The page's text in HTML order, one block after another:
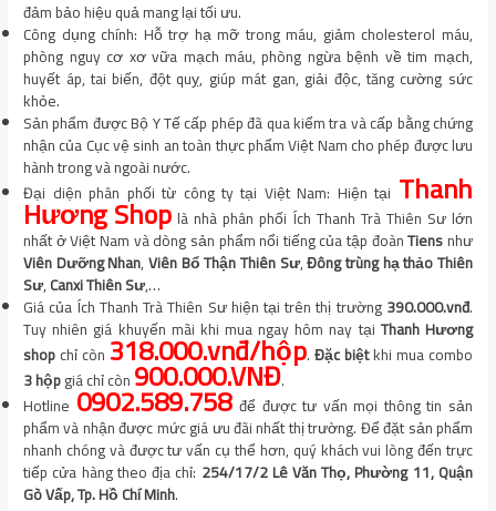
đảm bảo hiệu quả mang lại tối ưu.
Công dụng chính: Hỗ trợ hạ mỡ trong máu, giảm cholesterol máu,
phòng nguy cơ xơ vữa mạch máu, phòng ngừa bệnh về tim mạch,
huyết áp, tai biến, đột quỵ, giúp mát gan, giải độc, tăng cường sức
khỏe.
Sản phẩm được Bộ Y Tế cấp phép đã qua kiểm tra và cấp bằng chứng
nhận của Cục vệ sinh an toàn thực phẩm Việt Nam cho phép được lưu
hành trong và ngoài nước.
Đại diện phân phối từ công ty tại Việt Nam: Hiện tại Thanh
Hương Shoplà nhà phân phối Ích Thanh Trà Thiên Sư lớn
nhất ở Việt Nam và dòng sản phẩm nổi tiếng của tập đoànTiensnhư
Viên Dưỡng Nhan,Viên Bổ Thận Thiên Sư,Đông trùng hạ thảo Thiên
Sư,Canxi Thiên Sư,…
Giá của Ích Thanh Trà Thiên Sư hiện tại trên thị trường390.000.vnđ.
Tuy nhiên giá khuyến mãi khi mua ngay hôm nay tại Thanh Hương
shopchỉ còn318.000.vnđ/hộp.Đặc biệtkhi mua combo
3hộpgiá chỉ còn900.000.VNĐ.
Hotline 0902.589.758để được tư vấn mọi thông tin sản
phẩm và nhận được mức giá ưu đãi nhất thị trường. Để đặt sản phẩm
nhanh chóng và được tư vấn cụ thể hơn, quý khách vui lòng đến trực
tiếp cửa hàng theo địa chỉ: 254/17/2 Lê Văn Thọ, Phường 11, Quận
Gò Vấp, Tp. Hồ Chí Minh.